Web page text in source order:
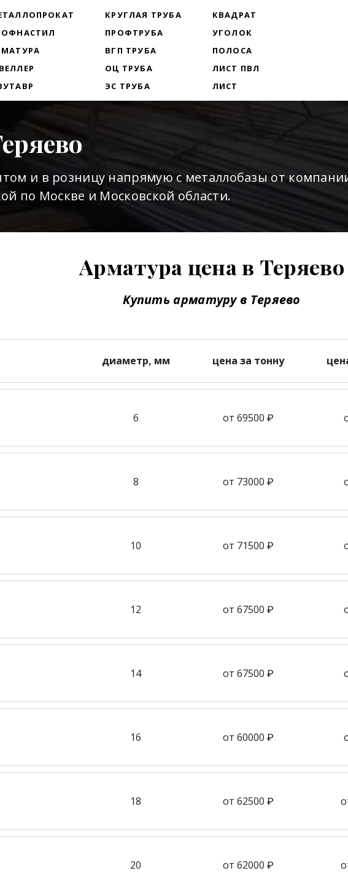
КРУГЛАЯ ТРУБА
ПРОФТРУБА
ВГП ТРУБА
ОЦ ТРУБА
ЭС ТРУБА
КВАДРАТ
УГОЛОК
ПОЛОСА
ЛИСТ ПВЛ
ЛИСТ
и в розницу напрямую с металлобазы от
по Москве и Московской области.
Арматура цена в Теряево
Купить арматуру в Теряево
диаметр, мм цена за тонну
6 от 69500 ₽
8 от 73000 ₽
10 от 71500 ₽
12 от 67500 ₽
14 от 67500 ₽
16 от 60000 ₽
18 от 62500 ₽
20 от 62000 ₽